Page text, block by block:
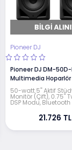
BILGI
Pioneer DJ
Pioneer DJ DM-50D-
Multimedia Hoparlör
50-watt 5" Aktif
Monitör (Çift), 0.75"
DSP Modu, Bluetooth
21.726 TL